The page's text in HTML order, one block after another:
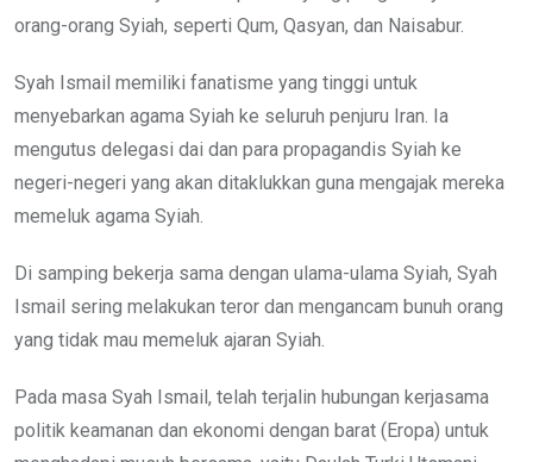
orang-orang Syiah, seperti Qum, Qasyan, dan Naisabur.
Syah Ismail memiliki fanatisme yang tinggi untuk
menyebarkan agama Syiah ke seluruh penjuru Iran. Ia
mengutus delegasi dai dan para propagandis Syiah ke
negeri-negeri yang akan ditaklukkan guna mengajak mereka
memeluk agama Syiah.
Di samping bekerja sama dengan ulama-ulama Syiah, Syah
Ismail sering melakukan teror dan mengancam bunuh orang
yang tidak mau memeluk ajaran Syiah.
Pada masa Syah Ismail, telah terjalin hubungan kerjasama
politik keamanan dan ekonomi dengan barat (Eropa) untuk